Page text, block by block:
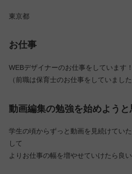
東京都
お仕事
WEBデザイナーのお仕事をしています！
（前職は保育士のお仕事をしていました
動画編集の勉強を始めようと
学生の頃からずっと動画を見続けてい
して
よりお仕事の幅を増やせていけたら良